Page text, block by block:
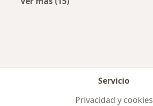
Servicio
Privacidad y cookies